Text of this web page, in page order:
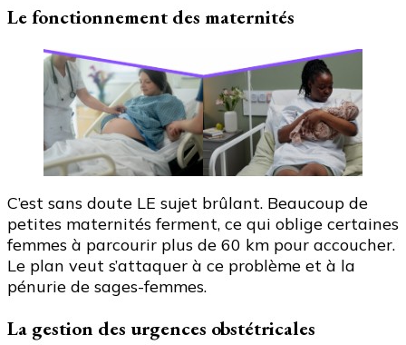
Le fonctionnement des maternités
C’est sans doute LE sujet brûlant. Beaucoup de
petites maternités ferment, ce qui oblige certaines
femmes à parcourir plus de 60 km pour accoucher.
Le plan veut s’attaquer à ce problème et à la
pénurie de sages-femmes.
La gestion des urgences obstétricales